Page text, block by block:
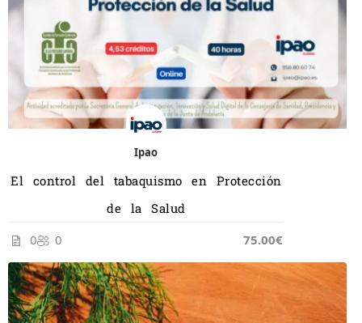
Ipao
El control del tabaquismo en Protección
de la Salud
0
0 75.00€